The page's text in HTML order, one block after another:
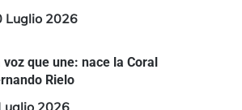
Luglio 2026
voz que une: nace la Coral
Rielo
2026